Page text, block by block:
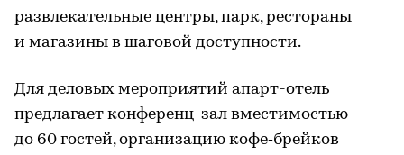
развлекательные центры, парк, рестораны
и магазины в шаговой доступности.
Для деловых мероприятий апарт-отель
предлагает конференц-зал вместимостью
до 60 гостей, организацию кофе‑брейков